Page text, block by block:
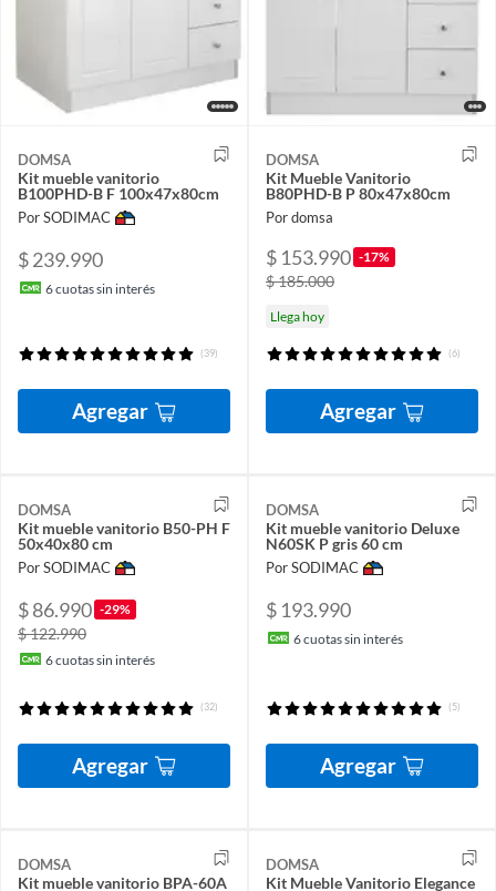
DOMSA
Kit mueble vanitorio
B100PHD-B F 100x47x80cm
Por SODIMAC
$ 239.990
6cuotas sin interés
(39)
Agregar
DOMSA
Kit Mueble Vanitorio
B80PHD-B P 80x47x80cm
Por domsa
$ 153.990 -17%
$ 185.000
Llega hoy
(6)
Agregar
DOMSA
Kit mueble vanitorio B50-PH F
50x40x80 cm
Por SODIMAC
$ 86.990 -29%
$ 122.990
6cuotas sin interés
(32)
Agregar
DOMSA
Kit mueble vanitorio Deluxe
N60SK P gris 60 cm
Por SODIMAC
$ 193.990
6cuotas sin interés
(5)
Agregar
DOMSA
Kit mueble vanitorio BPA-60A
DOMSA
Kit Mueble Vanitorio Elegance